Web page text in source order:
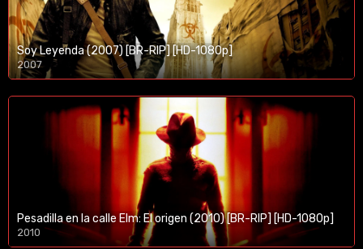
Soy Leyenda (2007) [BR-RIP] [HD-1080p]
2007
1080p/720p
Pesadilla en la calle Elm: El origen (2010) [BR-RIP] [HD-1080p]
2010
1080p/720p